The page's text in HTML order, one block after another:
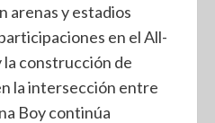
arenas y estadios
en el All-
la construcción de
la intersección entre
Boy continúa